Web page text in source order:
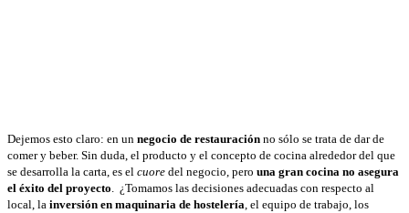
Dejemos esto claro: en un negocio de restauración no sólo se trata de dar de
comer y beber. Sin duda, el producto y el concepto de cocina alrededor del que
se desarrolla la carta, es el cuore del negocio, pero una gran cocina no asegura
el éxito del proyecto. ¿Tomamos las decisiones adecuadas con respecto al
local, la inversión en maquinaria de hostelería, el equipo de trabajo, los